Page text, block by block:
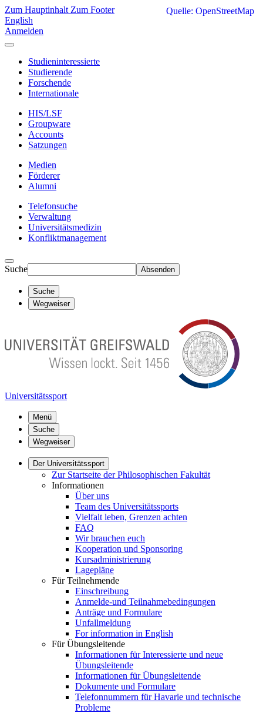
Zum Hauptinhalt Zum Footer
English
Anmelden
Studieninteressierte
Studierende
Forschende
Internationale
HIS/LSF
Groupware
Accounts
Satzungen
Medien
Förderer
Alumni
Telefonsuche
Verwaltung
Universitätsmedizin
Konfliktmanagement
Suche Absenden
Suche
Wegweiser
Universitätssport
Menü
Suche
Wegweiser
Der Universitätssport
Zur Startseite der Philosophischen Fakultät
Informationen
Über uns
Team des Universitätssports
Vielfalt leben, Grenzen achten
FAQ
Wir brauchen euch
Kooperation und Sponsoring
Kursadministrierung
Lagepläne
Für Teilnehmende
Einschreibung
Anmelde-und Teilnahmebedingungen
Anträge und Formulare
Unfallmeldung
For information in English
Für Übungsleitende
Informationen für Interessierte und neue
Übungsleitende
Informationen für Übungsleitende
Dokumente und Formulare
Telefonnummern für Havarie und technische
Probleme
Quelle: OpenStreetMap